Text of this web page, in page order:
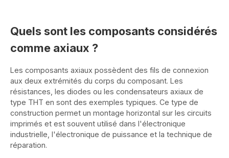
Quels sont les composants considérés
comme axiaux ?
Les composants axiaux possèdent des fils de connexion
aux deux extrémités du corps du composant. Les
résistances, les diodes ou les condensateurs axiaux de
type THT en sont des exemples typiques. Ce type de
construction permet un montage horizontal sur les circuits
imprimés et est souvent utilisé dans l'électronique
industrielle, l'électronique de puissance et la technique de
réparation.